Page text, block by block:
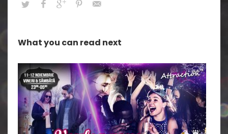
What you can read next